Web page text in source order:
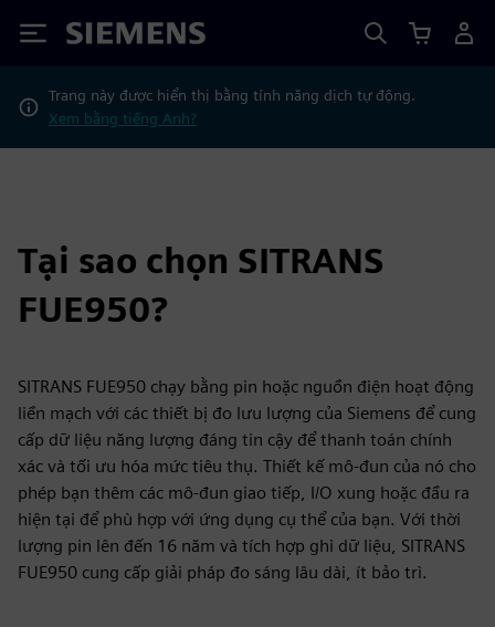
Siemens
Trang này được hiển thị bằng tính năng dịch tự động.
Xem bằng tiếng Anh?
Tại sao chọn SITRANS
FUE950?
SITRANS FUE950 chạy bằng pin hoặc nguồn điện hoạt động
liền mạch với các thiết bị đo lưu lượng của Siemens để cung
cấp dữ liệu năng lượng đáng tin cậy để thanh toán chính
xác và tối ưu hóa mức tiêu thụ. Thiết kế mô-đun của nó cho
phép bạn thêm các mô-đun giao tiếp, I/O xung hoặc đầu ra
hiện tại để phù hợp với ứng dụng cụ thể của bạn. Với thời
lượng pin lên đến 16 năm và tích hợp ghi dữ liệu, SITRANS
FUE950 cung cấp giải pháp đo sáng lâu dài, ít bảo trì.